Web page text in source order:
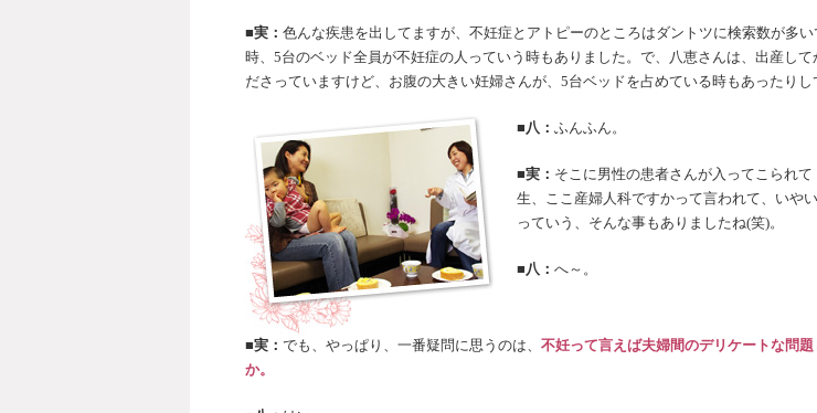
■実： 色んな疾患を出してますが、不妊症とアトピーのところはダントツに検索数が多
時、5台のベッド全員が不妊症の人っていう時もありました。で、八恵さんは、出産して
ださっていますけど、お腹の大きい妊婦さんが、5台ベッドを占めている時もあったりし
■八： ふんふん。
■実： そこに男性の患者さんが入ってこられて
生、ここ産婦人科ですかって言われて、いや
っていう、そんな事もありましたね(笑)。
■八： へ～。
■実： でも、やっぱり、一番疑問に思うのは、 不妊って言えば夫婦間のデリケートな問
か。